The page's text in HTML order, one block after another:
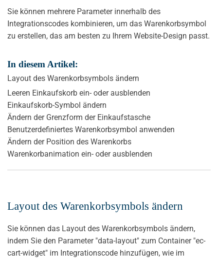
Sie können mehrere Parameter innerhalb des
Integrationscodes kombinieren, um das Warenkorbsymbol
zu erstellen, das am besten zu Ihrem Website-Design passt.
In diesem Artikel:
Layout des Warenkorbsymbols ändern
Leeren Einkaufskorb ein- oder ausblenden
Einkaufskorb-Symbol ändern
Ändern der Grenzform der Einkaufstasche
Benutzerdefiniertes Warenkorbsymbol anwenden
Ändern der Position des Warenkorbs
Warenkorbanimation ein- oder ausblenden
Layout des Warenkorbsymbols ändern
Sie können das Layout des Warenkorbsymbols ändern,
indem Sie den Parameter "data-layout" zum Container "ec-
cart-widget" im Integrationscode hinzufügen, wie im